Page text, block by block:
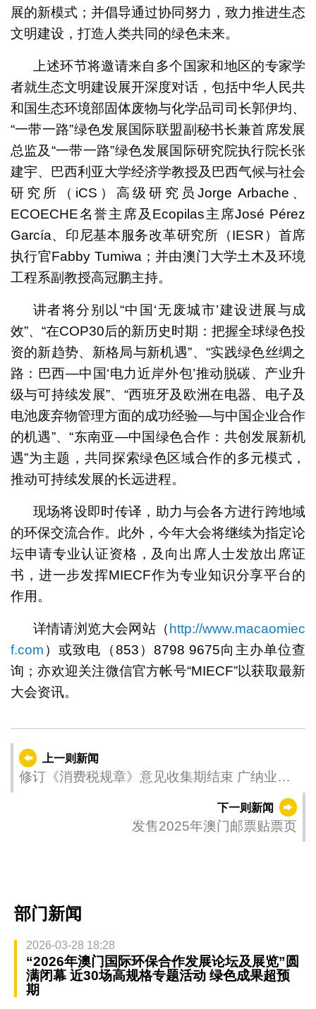
展的新模式；并倡导通过协同努力，致力推进生态
文明建设，打造人类共同的绿色未来。
上述环节将邀请来自多个国家和地区的专家学
者就生态文明建设展开深度对话，包括中华人民共
和国生态环境部固体废物与化学品司司长郭伊均、
“一带一路”绿色发展国际联盟副秘书长兼首席发展
总监及“一带一路”绿色发展国际研究院执行院长张
建宇、巴西利亚大学经济学教授及巴西气候与社会
研究所（iCS）高级研究员Jorge Arbache、
ECOECHE名誉主席及Ecopilas主席José Pérez
García、印尼基本服务改革研究所（IESR）首席
执行官Fabby Tumiwa；并由澳门大学土木及环境
工程系副教授高冠鹏主持。
讲者将分别以“中国‘无废城市’建设进展与成
效”、“在COP30后的新历史时期：把握全球绿色投
资的新趋势、新格局与新机遇”、“实践绿色丝绸之
路：巴西—中国‘电力近岸外包’推动脱碳、产业升
级与可持续发展”、“西班牙及欧洲在电器、电子及
电池废弃物管理方面的成功经验—与中国企业合作
的机遇”、“东南亚—中国绿色合作：共创发展新机
遇”为主题，共同探索绿色区域合作的多元模式，
推动可持续发展的长远进程。
现场将设即时传译，助力与会各方进行跨地域
的环保交流合作。此外，今年大会将继续为指定论
坛申请专业认证资格，及向出席人士发放出席证
书，进一步发挥MIECF作为专业知识分享平台的
作用。
详情请浏览大会网站（ http://www.macaomiec
f.com ）或致电（853）8798 9675向主办单位查
询；亦欢迎关注微信官方帐号“MIECF”以获取最新
大会资讯。
上一则新闻
修订《消费税规章》意见收集期结束 广纳业界
下一则新闻
发售2025年澳门邮票贴票页
部门新闻
2026-03-28 18:28
“2026年澳门国际环保合作发展论坛及展览”圆
满闭幕 近30场高规格专题活动 绿色成果超预
期